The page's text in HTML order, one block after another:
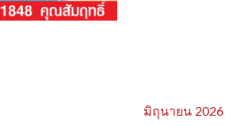
มิถุนายน 2026